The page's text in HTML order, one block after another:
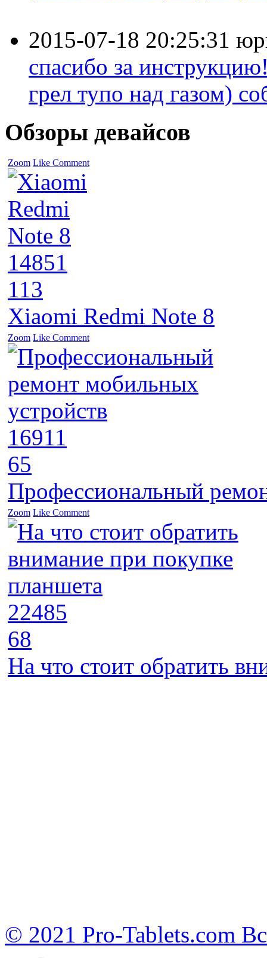
2015-07-18 20:25:31
спасибо за
грел тупо над газом)
Обзоры девайсов
Zoom Like Comment
14851
113
Xiaomi Redmi Note 8
Zoom Like Comment
16911
65
Профессиональный
Zoom Like Comment
22485
68
На что стоит обратить
© 2021 Pro-Tablets.com